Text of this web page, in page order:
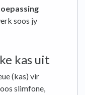
soos jy
kas uit
(kas) vir
slimfone,